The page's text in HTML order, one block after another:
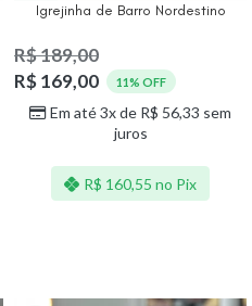
Igrejinha de Barro Nordestino
R$189,00
R$169,00 11% OFF
Em até 3x de R$ 56,33 sem
juros
R$ 160,55 no Pix